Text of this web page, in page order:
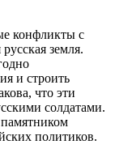
конфликты с
земля.
и строить
что эти
солдатами.
политиков.